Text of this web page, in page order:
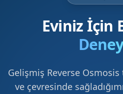
Eviniz İçin
Gelişmiş Reverse
ve çevresinde